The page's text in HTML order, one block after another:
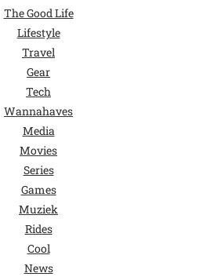
The Good Life
Lifestyle
Travel
Gear
Tech
Wannahaves
Media
Movies
Series
Games
Muziek
Rides
Cool
News